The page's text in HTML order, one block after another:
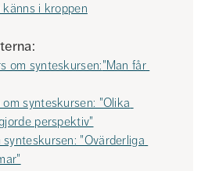
känns i kroppen
om synteskursen:"Man får
synteskursen: "Olika
perspektiv"
"Ovärderliga